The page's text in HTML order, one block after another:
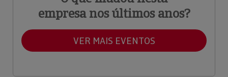
empresa nos últimos anos?
VER MAIS EVENTOS